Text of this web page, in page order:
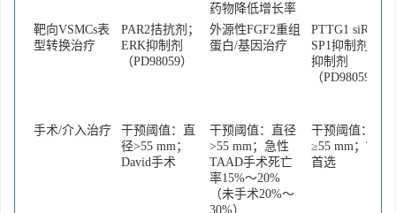
药物降低增长率
靶向VSMCs表
型转换治疗
PAR2拮抗剂；
ERK抑制剂
（PD98059）
外源性FGF2重组
蛋白/基因治疗
PTTG1 siRNA
SP1抑制剂；
抑制剂
（PD98059）
手术/介入治疗
干预阈值：直
径>55 mm；
David手术
干预阈值：直径
>55 mm；急性
TAAD手术死亡
率15%～20%
（未手术20%～
30%）
干预阈值：直
≥55 mm；
首选